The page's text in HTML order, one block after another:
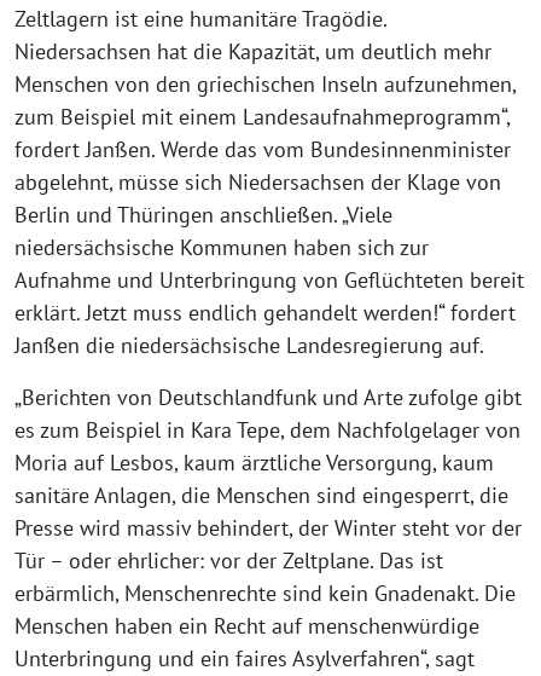
Zeltlagern ist eine humanitäre Tragödie.
Niedersachsen hat die Kapazität, um deutlich mehr
Menschen von den griechischen Inseln aufzunehmen,
zum Beispiel mit einem Landesaufnahmeprogramm“,
fordert Janßen. Werde das vom Bundesinnenminister
abgelehnt, müsse sich Niedersachsen der Klage von
Berlin und Thüringen anschließen. „Viele
niedersächsische Kommunen haben sich zur
Aufnahme und Unterbringung von Geflüchteten bereit
erklärt. Jetzt muss endlich gehandelt werden!“ fordert
Janßen die niedersächsische Landesregierung auf.
„Berichten von Deutschlandfunk und Arte zufolge gibt
es zum Beispiel in Kara Tepe, dem Nachfolgelager von
Moria auf Lesbos, kaum ärztliche Versorgung, kaum
sanitäre Anlagen, die Menschen sind eingesperrt, die
Presse wird massiv behindert, der Winter steht vor der
Tür – oder ehrlicher: vor der Zeltplane. Das ist
erbärmlich, Menschenrechte sind kein Gnadenakt. Die
Menschen haben ein Recht auf menschenwürdige
Unterbringung und ein faires Asylverfahren“, sagt